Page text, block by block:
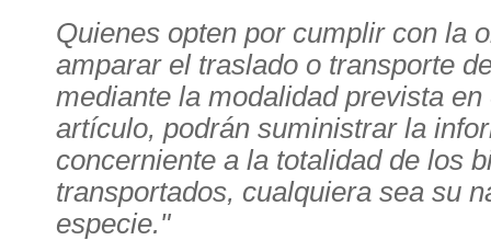
Quienes opten por cumplir con la
amparar el traslado o transporte
mediante la modalidad prevista en
artículo, podrán suministrar la
concerniente a la totalidad de los
transportados, cualquiera sea su
especie."